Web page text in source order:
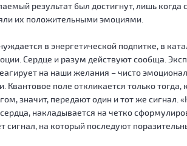
результат был достигнут, лишь
их положительными эмоциями.
в энергетической подпитке, в
Сердце и разум действуют сообща.
на наши желания – чисто
Квантовое поле откликается только
значит, передают один и тот же сигнал.
накладывается на четко
сигнал, на который последуют